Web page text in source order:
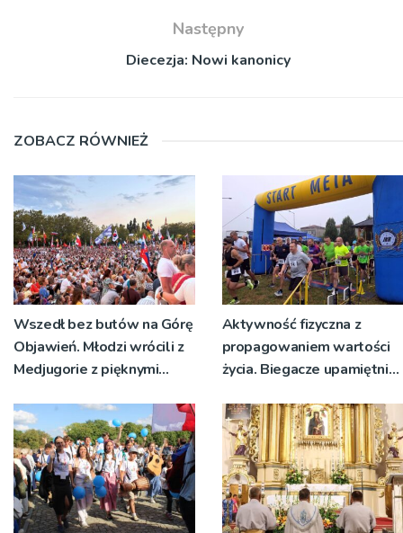
Następny
Diecezja: Nowi kanonicy
ZOBACZ RÓWNIEŻ
Wszedł bez butów na Górę
Objawień. Młodzi wrócili z
Medjugorie z pięknymi
Aktywność fizyczna z
propagowaniem wartości
życia. Biegacze upamiętnili